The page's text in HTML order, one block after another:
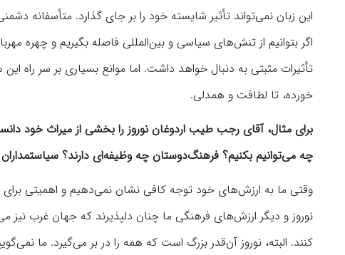
این زبان نمی‌تواند تأثیر شایسته خود را بر جای گذارد. متأسفانه
اگر بتوانیم از تنش‌های سیاسی و بین‌المللی فاصله بگیریم و چهره
تأثیرات مثبتی به دنبال خواهد داشت. اما موانع بسیاری بر سر راه
خورده، تا لطافت و همدلی.
برای مثال، آقای رجب طیب اردوغان نوروز را بخشی از میراث خود
چه می‌توانیم بکنیم؟ فرهنگ‌دوستان چه وظیفه‌ای دارند؟
وقتی ما به ارزش‌های خود توجه کافی نشان نمی‌دهیم و اهمیتی
نوروز و دیگر ارزش‌های فرهنگی ما چنان دلپذیرند که جهان غرب نیز
کنند. البته، نوروز آن‌قدر بزرگ است که همه را در بر می‌گیرد. ما